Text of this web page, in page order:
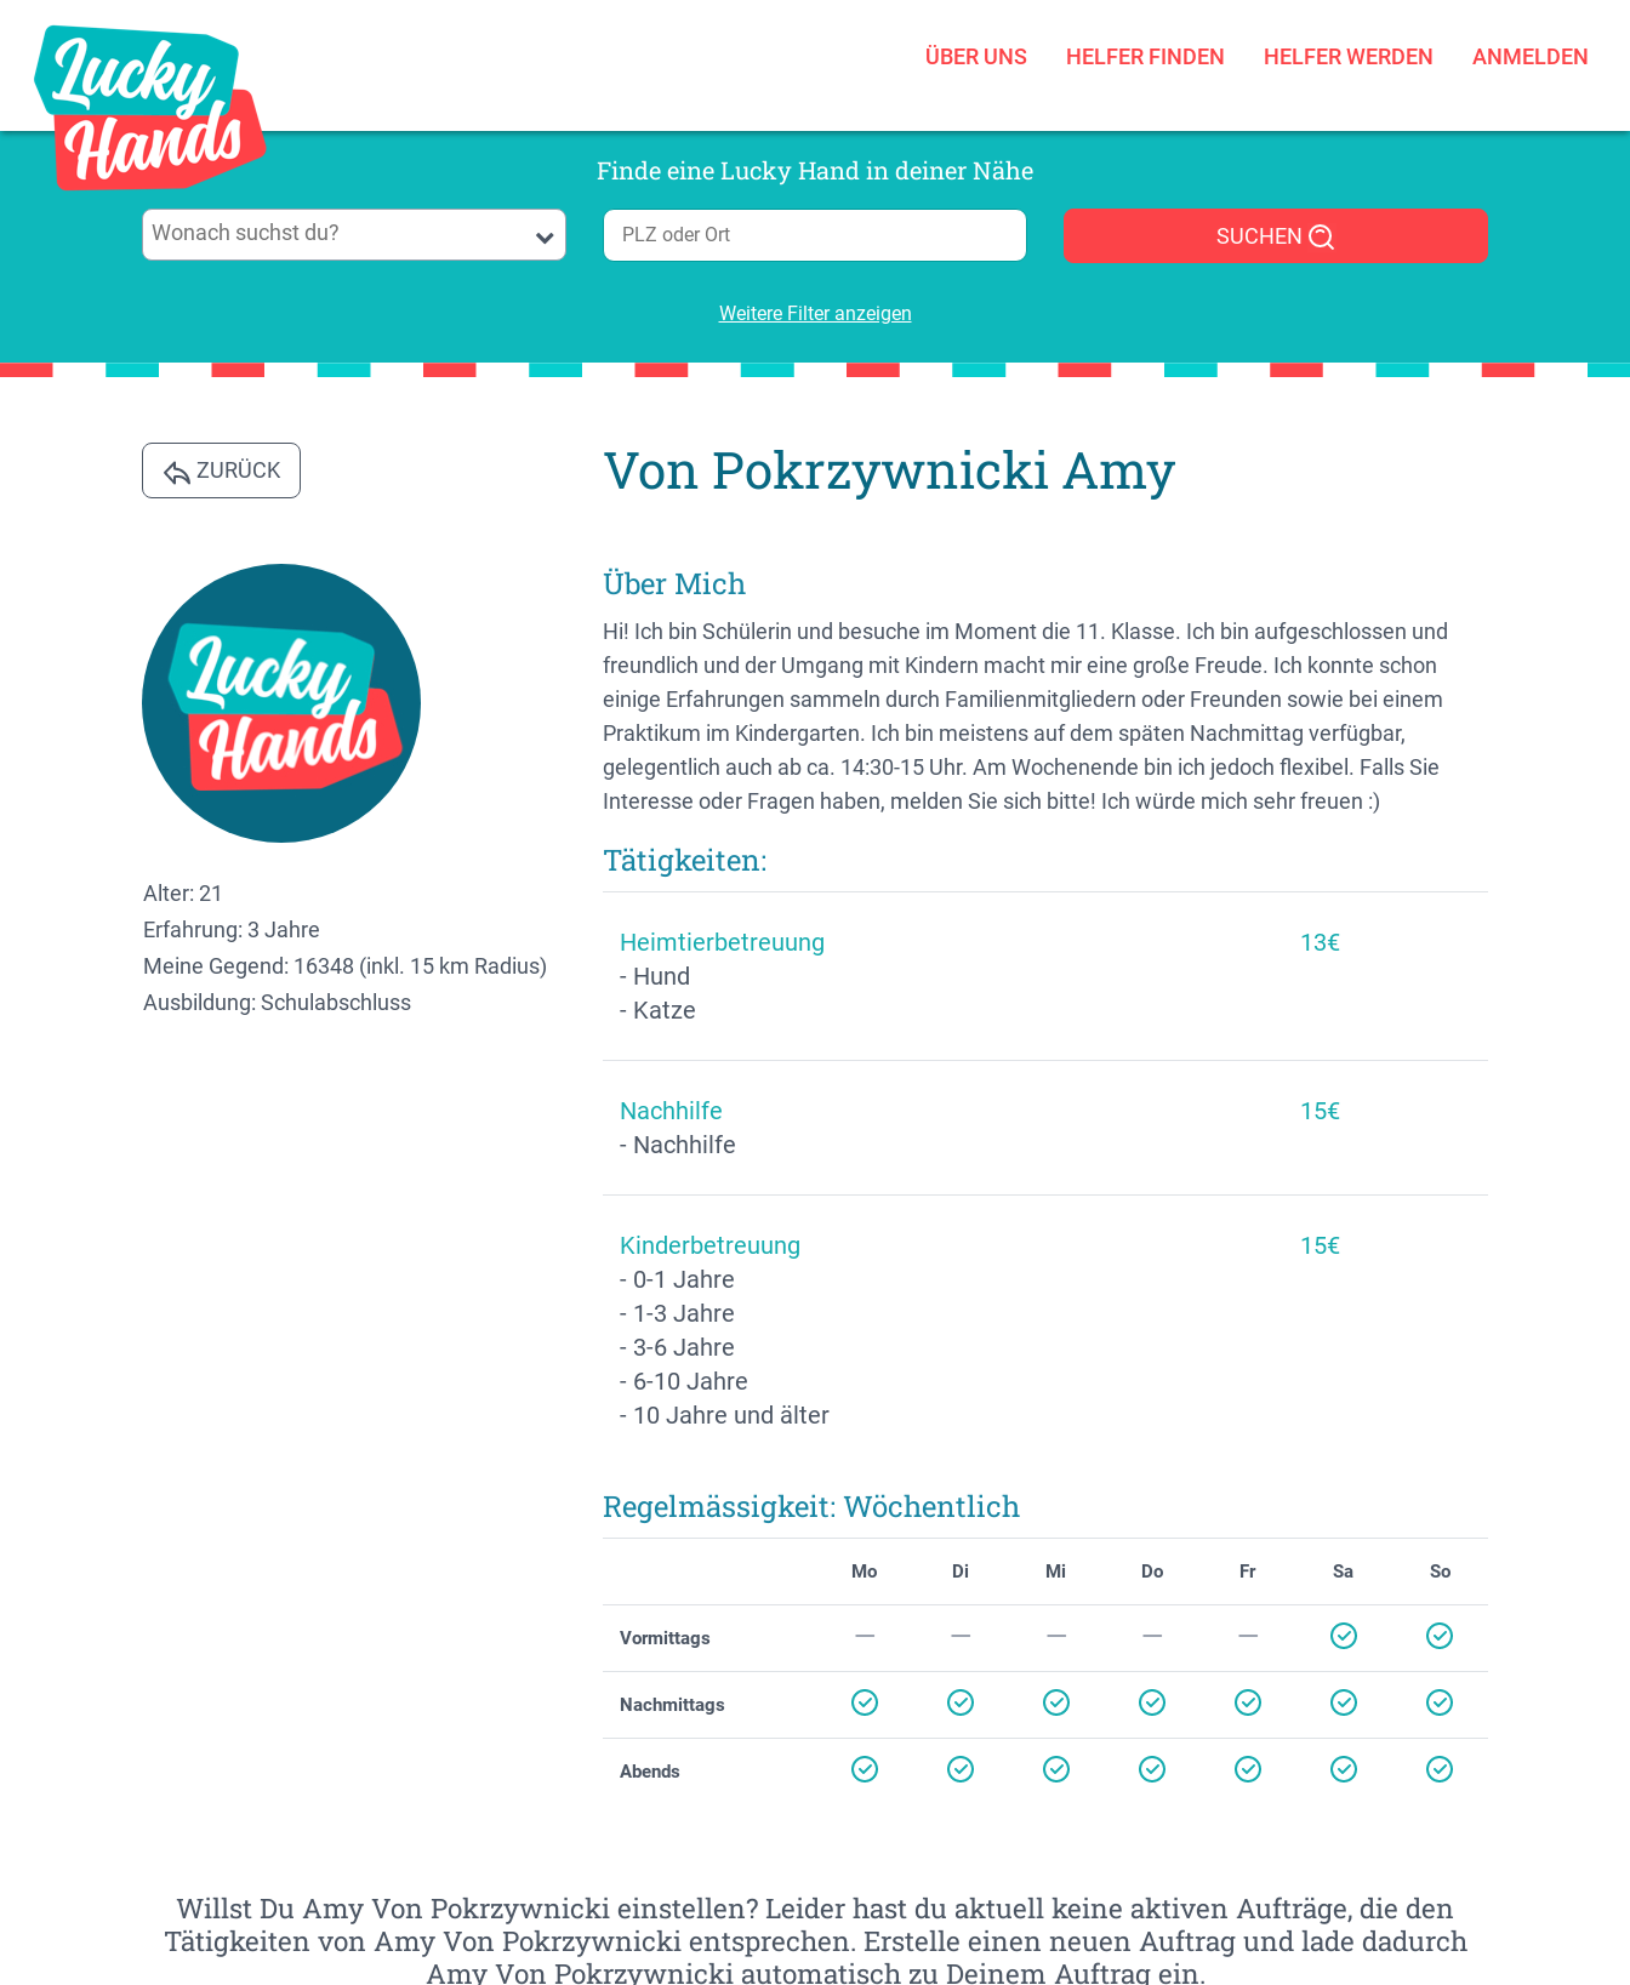
ÜBER UNS HELFER FINDEN HELFER WERDEN ANMELDEN
Finde eine Lucky Hand in deiner Nähe
SUCHEN
Weitere Filter anzeigen
ZURÜCK Von Pokrzywnicki Amy
Alter: 21
Erfahrung: 3 Jahre
Meine Gegend: 16348 (inkl. 15 km Radius)
Ausbildung: Schulabschluss
Über Mich
Hi! Ich bin Schülerin und besuche im Moment die 11. Klasse. Ich bin aufgeschlossen und
freundlich und der Umgang mit Kindern macht mir eine große Freude. Ich konnte schon
einige Erfahrungen sammeln durch Familienmitgliedern oder Freunden sowie bei einem
Praktikum im Kindergarten. Ich bin meistens auf dem späten Nachmittag verfügbar,
gelegentlich auch ab ca. 14:30-15 Uhr. Am Wochenende bin ich jedoch flexibel. Falls Sie
Interesse oder Fragen haben, melden Sie sich bitte! Ich würde mich sehr freuen :)
Tätigkeiten:
Heimtierbetreuung
- Hund
- Katze
13€
Nachhilfe
- Nachhilfe
15€
Kinderbetreuung
- 0-1 Jahre
- 1-3 Jahre
- 3-6 Jahre
- 6-10 Jahre
- 10 Jahre und älter
15€
Regelmässigkeit: Wöchentlich
Mo Di Mi Do Fr Sa So
Vormittags
Nachmittags
Abends
Willst Du Amy Von Pokrzywnicki einstellen? Leider hast du aktuell keine aktiven Aufträge, die den
Tätigkeiten von Amy Von Pokrzywnicki entsprechen. Erstelle einen neuen Auftrag und lade dadurch
Amy Von Pokrzywnicki automatisch zu Deinem Auftrag ein.